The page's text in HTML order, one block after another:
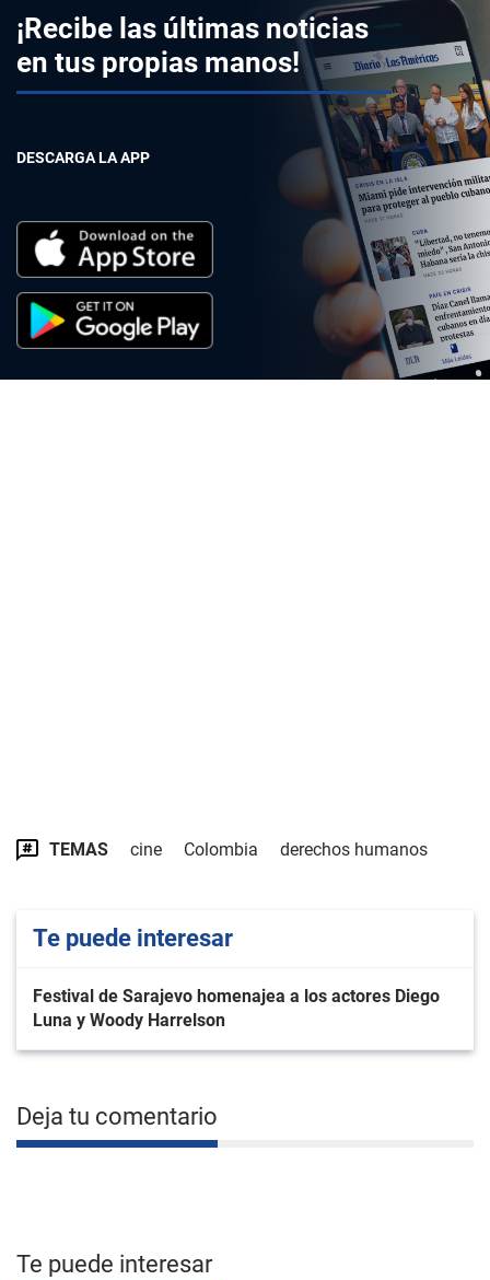
¡Recibe las últimas noticias
en tus propias manos!
DESCARGA LA APP
TEMAS cine Colombia derechos humanos
Te puede interesar
Festival de Sarajevo homenajea a los actores Diego
Luna y Woody Harrelson
Deja tu comentario
Te puede interesar